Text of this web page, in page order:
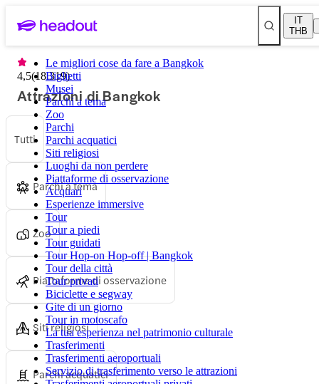
IT
THB
Le migliori cose da fare a Bangkok
Biglietti
Musei
Parchi a tema
Zoo
Parchi
Parchi acquatici
Siti religiosi
Luoghi da non perdere
Piattaforme di osservazione
Acquari
Esperienze immersive
Tour
Tour a piedi
Tour guidati
Tour Hop-on Hop-off | Bangkok
Tour della città
Tour privati
Biciclette e segway
Gite di un giorno
Tour in motoscafo
La tua esperienza nel patrimonio culturale
Trasferimenti
Trasferimenti aeroportuali
Servizio di trasferimento verso le attrazioni
4,5(18.319)
Attrazioni di Bangkok
Tutti
Parchi a tema
Zoo
Piattaforme di osservazione
Siti religiosi
Parchi acquatici